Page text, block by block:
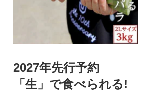
2027年先行予約
「生」で食べられる!